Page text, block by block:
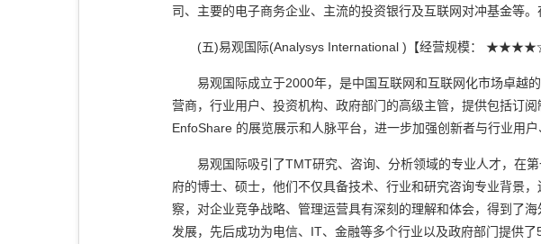
司、主要的电子商务企业、主流的投资银行及互联网对冲基金等
(五)易观国际(Analysys International )【经营规模：
易观国际成立于2000年，是中国互联网和互联网化市场卓越的
营商，行业用户、投资机构、政府部门的高级主管，提供包括订
EnfoShare 的展览展示和人脉平台，进一步加强创新者与行业用
易观国际吸引了TMT研究、咨询、分析领域的专业人才，在第
府的博士、硕士，他们不仅具备技术、行业和研究咨询专业背景
察，对企业竞争战略、管理运营具有深刻的理解和体会，得到了
发展，先后成功为电信、IT、金融等多个行业以及政府部门提供